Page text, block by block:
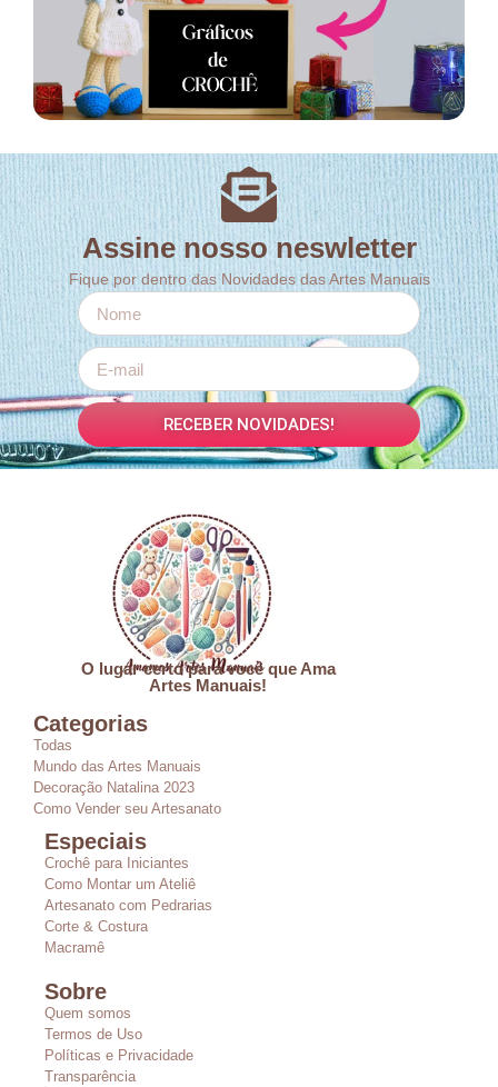
Assine nosso neswletter
Fique por dentro das Novidades das Artes Manuais
RECEBER NOVIDADES!
O lugar certo para você que Ama
Artes Manuais!
Categorias
Todas
Mundo das Artes Manuais
Decoração Natalina 2023
Como Vender seu Artesanato
Especiais
Crochê para Iniciantes
Como Montar um Ateliê
Artesanato com Pedrarias
Corte & Costura
Macramê
Sobre
Quem somos
Termos de Uso
Políticas e Privacidade
Transparência